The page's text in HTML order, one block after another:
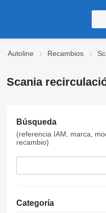
Autoline Recambios
Scania
Búsqueda
(referencia IAM, marca,
recambio)
Categoría